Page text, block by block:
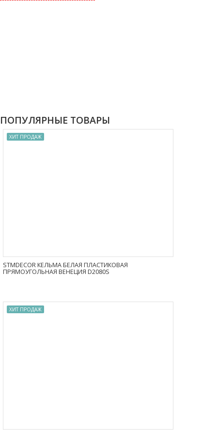
ПОПУЛЯРНЫЕ ТОВАРЫ
ХИТ ПРОДАЖ
STMDECOR КЕЛЬМА БЕЛАЯ ПЛАСТИКОВАЯ
ПРЯМОУГОЛЬНАЯ ВЕНЕЦИЯ D2080S
ХИТ ПРОДАЖ